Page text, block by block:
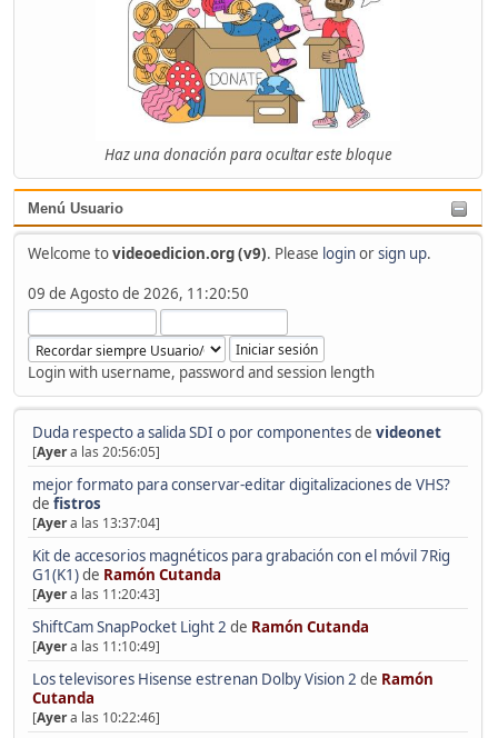
Haz una donación para ocultar este bloque
Menú Usuario
Welcome tovideoedicion.org (v9). Please loginorsign up.
09 de Agosto de 2026, 11:20:50
Login with username, password and session length
Duda respecto a salida SDI o por componentesde videonet
[Ayera las 20:56:05]
mejor formato para conservar-editar digitalizaciones de VHS?
de fistros
[Ayera las 13:37:04]
Kit de accesorios magnéticos para grabación con el móvil 7Rig
G1(K1)de Ramón Cutanda
[Ayera las 11:20:43]
ShiftCam SnapPocket Light 2 de Ramón Cutanda
[Ayera las 11:10:49]
Los televisores Hisense estrenan Dolby Vision 2 de Ramón
Cutanda
[Ayera las 10:22:46]